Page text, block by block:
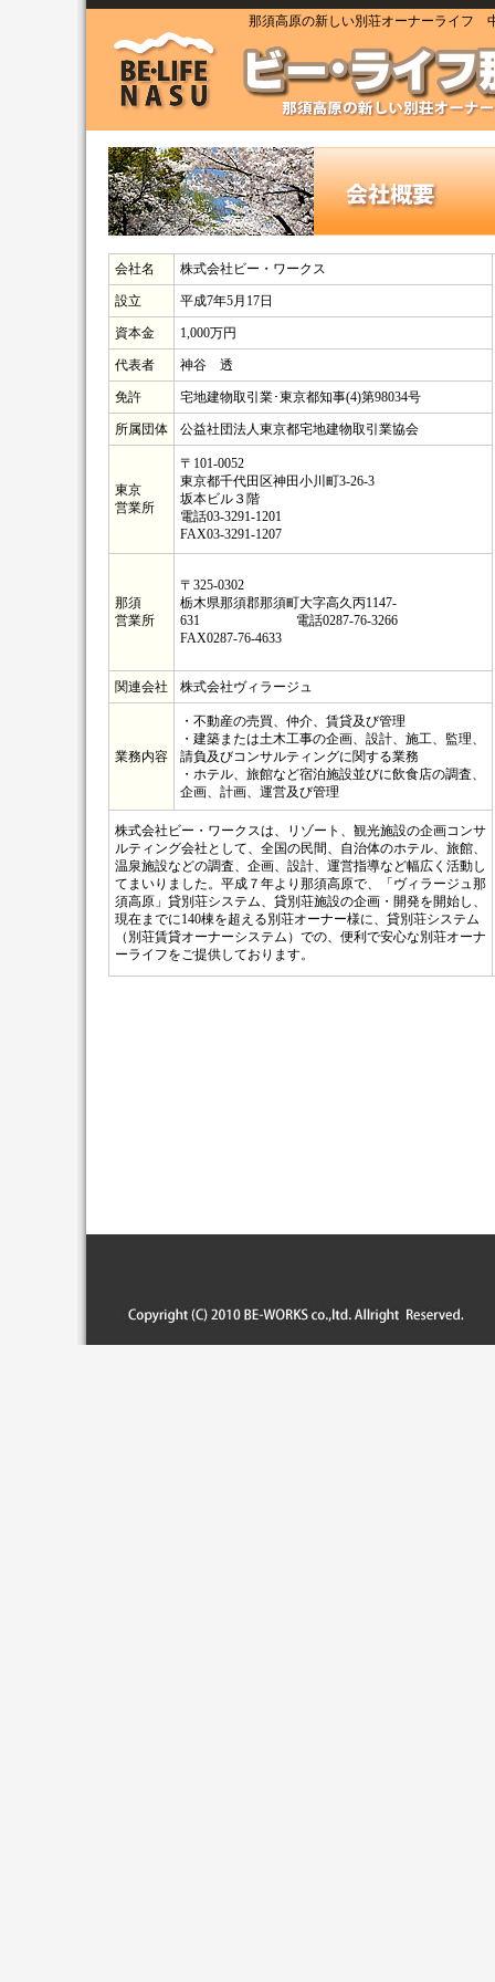
那須高原の新しい別荘オーナーライフ
会社名 株式会社ビー・ワークス
設立 平成7年5月17日
資本金 1,000万円
代表者 神谷 透
免許 宅地建物取引業･東京都知事(4)第98034号
所属団体 公益社団法人東京都宅地建物取引業協会
東京
営業所
〒101-0052
東京都千代田区神田小川町3-26-3
坂本ビル３階
電話03-3291-1201
FAX03-3291-1207
那須
営業所
〒325-0302
栃木県那須郡那須町大字高久丙1147-
631 電話0287-76-3266
FAX0287-76-4633
関連会社 株式会社ヴィラージュ
業務内容
・不動産の売買、仲介、賃貸及び管理
・建築または土木工事の企画、設計、施工、監理、
請負及びコンサルティングに関する業務
・ホテル、旅館など宿泊施設並びに飲食店の調査、
企画、計画、運営及び管理
株式会社ビー・ワークスは、リゾート、観光施設の企画コンサ
ルティング会社として、全国の民間、自治体のホテル、旅館、
温泉施設などの調査、企画、設計、運営指導など幅広く活動し
てまいりました。平成７年より那須高原で、「ヴィラージュ那
須高原」貸別荘システム、貸別荘施設の企画・開発を開始し、
現在までに140棟を超える別荘オーナー様に、貸別荘システム
（別荘賃貸オーナーシステム）での、便利で安心な別荘オーナ
ーライフをご提供しております。